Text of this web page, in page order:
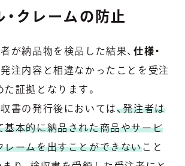
・クレームの防止
が納品物を検品した結果、仕様・
注内容と相違なかったことを受注
証拠となります。
収書の発行後においては、発注者は
基本的に納品された商品やサービ
レームを出すことができないこと